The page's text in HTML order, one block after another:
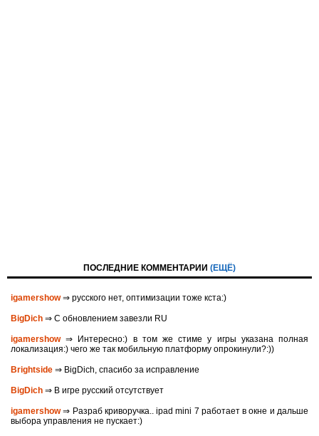
ПОСЛЕДНИЕ КОММЕНТАРИИ (ЕЩЁ)
igamershow⇒ русского нет, оптимизации тоже кста:)
BigDich ⇒ С обновлением завезли RU
igamershow⇒ Интересно:) в том же стиме у игры указана полная
локализация:) чего же так мобильную платформу опрокинули?:))
Brightside ⇒ BigDich, спасибо за исправление
BigDich ⇒ В игре русский отсутствует
igamershow⇒ Разраб криворучка.. ipad mini 7 работает в окне и дальше
выбора управления не пускает:)